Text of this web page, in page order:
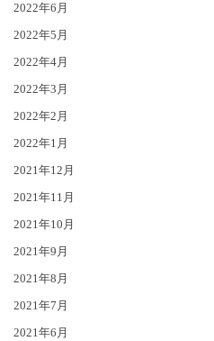
2022年6月
2022年5月
2022年4月
2022年3月
2022年2月
2022年1月
2021年12月
2021年11月
2021年10月
2021年9月
2021年8月
2021年7月
2021年6月